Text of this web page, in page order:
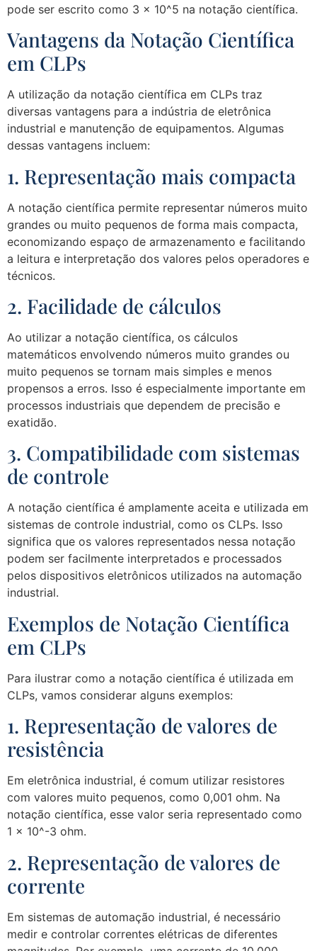
pode ser escrito como 3 x 10^5 na notação científica.
Vantagens da Notação Científica
em CLPs
A utilização da notação científica em CLPs traz
diversas vantagens para a indústria de eletrônica
industrial e manutenção de equipamentos. Algumas
dessas vantagens incluem:
1. Representação mais compacta
A notação científica permite representar números muito
grandes ou muito pequenos de forma mais compacta,
economizando espaço de armazenamento e facilitando
a leitura e interpretação dos valores pelos operadores e
técnicos.
2. Facilidade de cálculos
Ao utilizar a notação científica, os cálculos
matemáticos envolvendo números muito grandes ou
muito pequenos se tornam mais simples e menos
propensos a erros. Isso é especialmente importante em
processos industriais que dependem de precisão e
exatidão.
3. Compatibilidade com sistemas
de controle
A notação científica é amplamente aceita e utilizada em
sistemas de controle industrial, como os CLPs. Isso
significa que os valores representados nessa notação
podem ser facilmente interpretados e processados
pelos dispositivos eletrônicos utilizados na automação
industrial.
Exemplos de Notação Científica
em CLPs
Para ilustrar como a notação científica é utilizada em
CLPs, vamos considerar alguns exemplos:
1. Representação de valores de
resistência
Em eletrônica industrial, é comum utilizar resistores
com valores muito pequenos, como 0,001 ohm. Na
notação científica, esse valor seria representado como
1 x 10^-3 ohm.
2. Representação de valores de
corrente
Em sistemas de automação industrial, é necessário
medir e controlar correntes elétricas de diferentes